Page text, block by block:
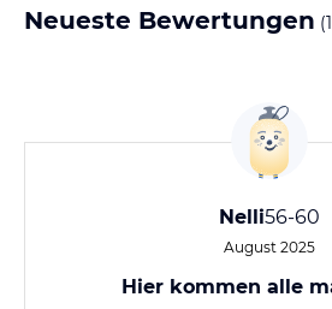
Neueste Bewertungen
Nelli56-60
August 2025
Hier kommen alle